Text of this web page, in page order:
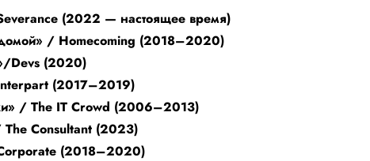
(2022 — настоящее время)
/ Homecoming (2018–2020)
Devs (2020)
(2017–2019)
/ The IT Crowd (2006–2013)
The Consultant (2023)
(2018–2020)